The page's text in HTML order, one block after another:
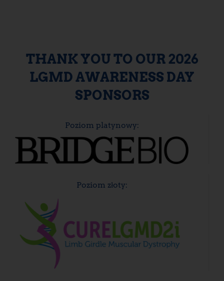
THANK YOU TO OUR 2026
LGMD AWARENESS DAY
SPONSORS
Poziom platynowy:
Poziom złoty: